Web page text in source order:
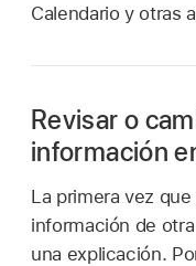
Calendario y otras
Revisar o
información
La primera vez
información de
una explicación.